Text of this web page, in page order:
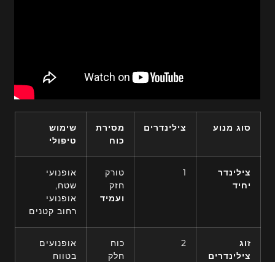
סוג מנוע צילינדרים
מסירת
כוח
שימוש
טיפולי
צילינדר
יחיד
1
טורק
חזק
ועמיד
אופנועי
שטח,
אופנועי
רחוב קטנים
זוג
צילינדרים
2
כוח
חלק
אופנועים
בטווח